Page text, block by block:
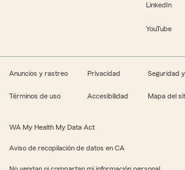
LinkedIn
YouTube
Anuncios y rastreo Privacidad Seguridad
Términos de uso Accesibilidad Mapa del
WA My Health My Data Act
Aviso de recopilación de datos en CA